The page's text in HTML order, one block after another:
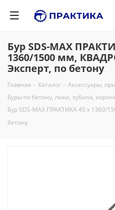
Бур SDS-MAX
1360/1500 мм,
Эксперт, по бетону
Главная - Каталог - Аксессуары,
Буры по бетону, пики, зубила,
Бур SDS-MAX ПРАКТИКА 40 х 1360/
бетону